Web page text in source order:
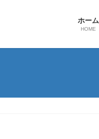
ホーム
HOME